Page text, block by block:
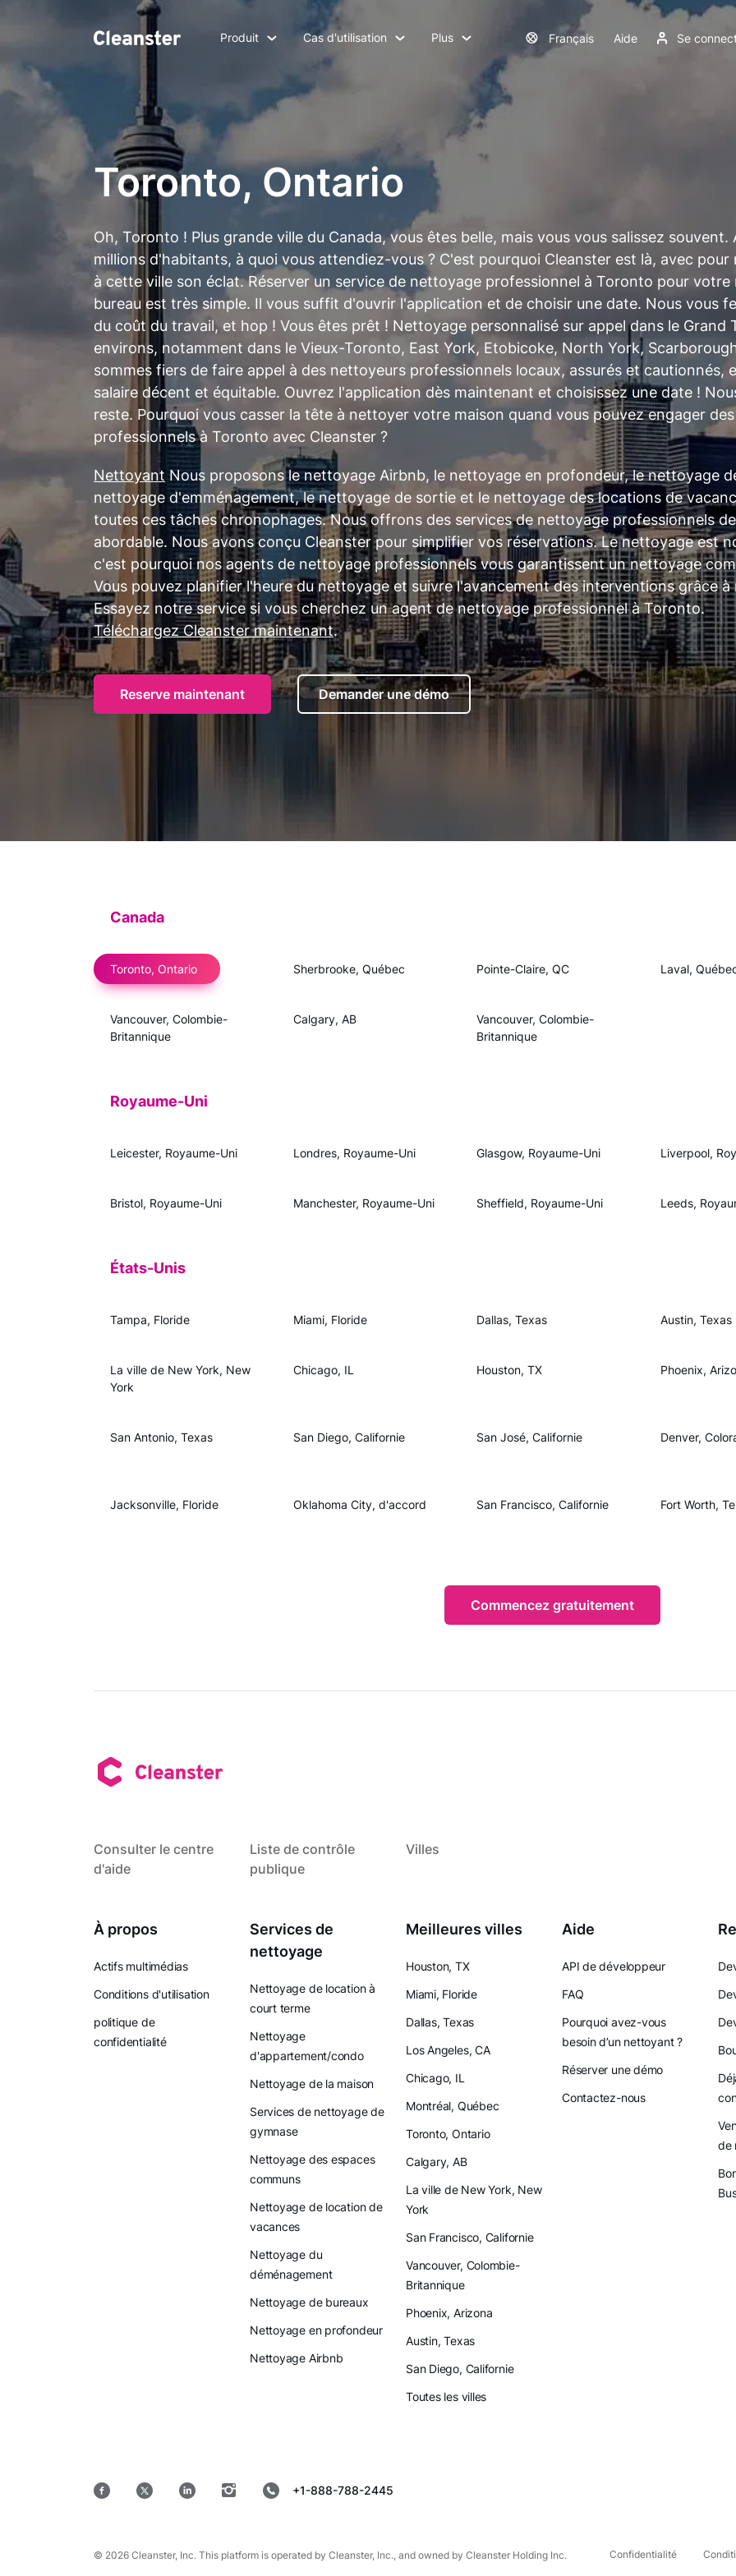
Produit Cas d'utilisation Plus Français Aide Se
Toronto, Ontario
Oh, Toronto ! Plus grande ville du Canada, vous êtes belle, mais vous vous salissez souvent.
millions d'habitants, à quoi vous attendiez-vous ? C'est pourquoi Cleanster est là, avec pour
à cette ville son éclat. Réserver un service de nettoyage professionnel à Toronto pour votre
bureau est très simple. Il vous suffit d'ouvrir l'application et de choisir une date. Nous vous
du coût du travail, et hop ! Vous êtes prêt ! Nettoyage personnalisé sur appel dans le Grand
environs, notamment dans le Vieux-Toronto, East York, Etobicoke, North York,
sommes fiers de faire appel à des nettoyeurs professionnels locaux, assurés et cautionnés,
salaire décent et équitable. Ouvrez l'application dès maintenant et choisissez une date !
reste. Pourquoi vous casser la tête à nettoyer votre maison quand vous pouvez engager
professionnels à Toronto avec Cleanster ?
NettoyantNous proposons le nettoyage Airbnb, le nettoyage en profondeur, le nettoyage
nettoyage d'emménagement, le nettoyage de sortie et le nettoyage des locations de
toutes ces tâches chronophages. Nous offrons des services de nettoyage professionnels
abordable. Nous avons conçu Cleanster pour simplifier vos réservations. Le nettoyage est
c'est pourquoi nos agents de nettoyage professionnels vous garantissent un nettoyage
Vous pouvez planifier l'heure du nettoyage et suivre l'avancement des interventions grâce
Essayez notre service si vous cherchez un agent de nettoyage professionnel à Toronto.
Téléchargez Cleanster maintenant.
Reserve maintenant Demander une démo
Canada
Toronto, Ontario Sherbrooke, Québec Pointe-Claire, QC Laval,
Vancouver, Colombie-
Britannique
Calgary, AB
Vancouver, Colombie-
Britannique
Royaume-Uni
Leicester, Royaume-Uni Londres, Royaume-Uni Glasgow, Royaume-Uni Liverpool,
Bristol, Royaume-Uni Manchester, Royaume-Uni Sheffield, Royaume-Uni Leeds,
États-Unis
Tampa, Floride Miami, Floride Dallas, Texas Austin, Texas
La ville de New York, New
York
Chicago, IL Houston, TX Phoenix,
San Antonio, Texas San Diego, Californie San José, Californie Denver,
Jacksonville, Floride Oklahoma City, d'accord San Francisco, Californie Fort Worth,
Commencez gratuitement
Consulter le centre
d'aide
Liste de contrôle
publique
Villes
À propos
Actifs multimédias
Conditions d'utilisation
politique de
confidentialité
Services de
nettoyage
Nettoyage de location à
court terme
Nettoyage
d'appartement/condo
Nettoyage de la maison
Services de nettoyage de
gymnase
Nettoyage des espaces
communs
Nettoyage de location de
vacances
Nettoyage du
déménagement
Nettoyage de bureaux
Nettoyage en profondeur
Nettoyage Airbnb
Meilleures villes
Houston, TX
Miami, Floride
Dallas, Texas
Los Angeles, CA
Chicago, IL
Montréal, Québec
Toronto, Ontario
Calgary, AB
La ville de New York, New
York
San Francisco, Californie
Vancouver, Colombie-
Britannique
Phoenix, Arizona
Austin, Texas
San Diego, Californie
Toutes les villes
Aide
API de développeur
FAQ
Pourquoi avez-vous
besoin d’un nettoyant ?
Réserver une démo
Contactez-nous
de
+1-888-788-2445
© 2026 Cleanster, Inc. This platform is operated by Cleanster, Inc., and owned by Cleanster Holding Inc. Confidentialité